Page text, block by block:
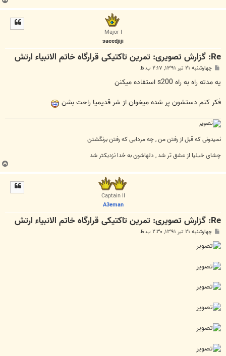
Major I
saeedjiji
Re: گزارش تصویری: تمرین تاکتیکی قرارگاه خاتم الانبیاء ارتش
س
ت
چهارشنبه ۲۱ تیر ۱۳۹۱, ۲:۱۷ ب.ظ
یه مدته راه به راه s200 استفاده میکنن
فکر کنم دستشون پر شده میخوان از شر قدیمیا راحت بشن
نمیدونی که قبل از رفتن من , چه مردایی که رفتن برنگشتن
چشای خیلیا از عشق تر شد , دلهاشون به خدا نزدیکتر شد
Captain II
A3eman
Re: گزارش تصویری: تمرین تاکتیکی قرارگاه خاتم الانبیاء ارتش
س
ت
چهارشنبه ۲۱ تیر ۱۳۹۱, ۲:۳۰ ب.ظ